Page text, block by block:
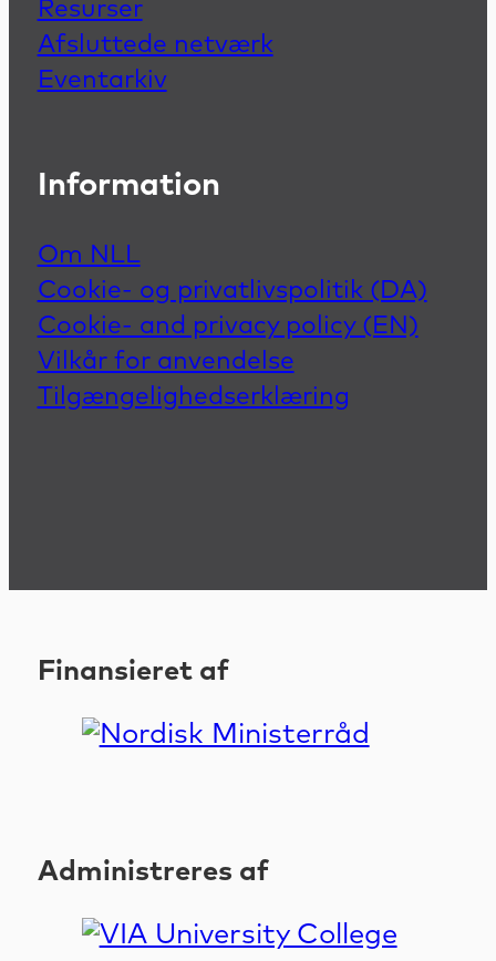
Resurser
Afsluttede netværk
Eventarkiv
Information
Om NLL
Cookie- og privatlivspolitik (DA)
Cookie- and privacy policy (EN)
Vilkår for anvendelse
Tilgængelighedserklæring
Finansieret af
Administreres af